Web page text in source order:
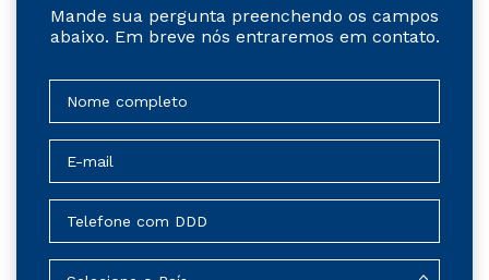
Mande sua pergunta preenchendo os campos
abaixo. Em breve nós entraremos em contato.